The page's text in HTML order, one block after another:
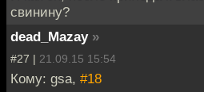
свинину?
dead_Mazay »
#27 | 21.09.15 15:54
Кому: gsa, #18